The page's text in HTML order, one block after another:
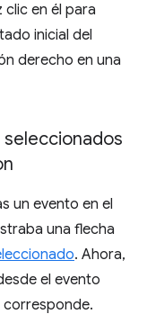
en él para
inicial del
derecho en una
un evento en el
una flecha
. Ahora,
el evento
corresponde.